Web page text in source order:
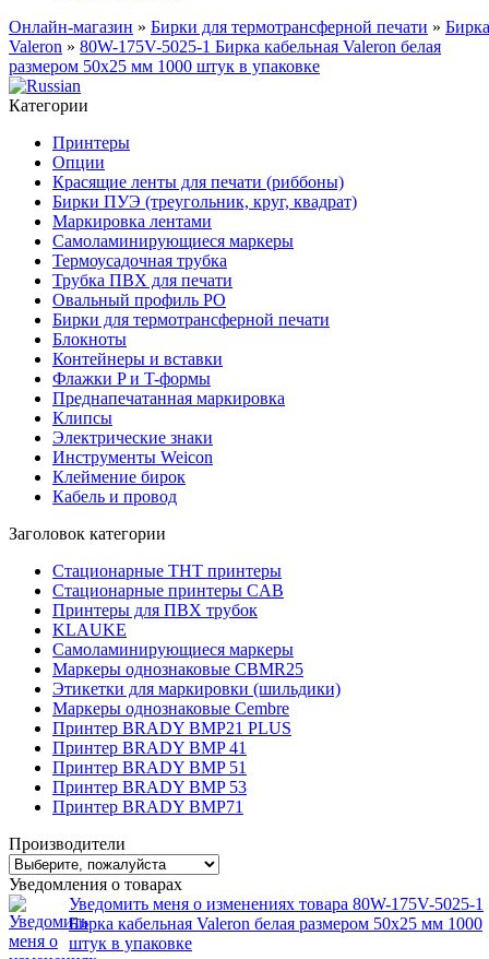
Онлайн-магазин » Бирки для термотрансферной печати » Бирка
Valeron » 80W-175V-5025-1 Бирка кабельная Valeron белая
размером 50х25 мм 1000 штук в упаковке
Категории
Принтеры
Опции
Красящие ленты для печати (риббоны)
Бирки ПУЭ (треугольник, круг, квадрат)
Маркировка лентами
Самоламинирующиеся маркеры
Термоусадочная трубка
Трубка ПВХ для печати
Овальный профиль PO
Бирки для термотрансферной печати
Блокноты
Контейнеры и вставки
Флажки P и T-формы
Преднапечатанная маркировка
Клипсы
Электрические знаки
Инструменты Weicon
Клеймение бирок
Кабель и провод
Заголовок категории
Стационарные THT принтеры
Стационарные принтеры CAB
Принтеры для ПВХ трубок
KLAUKE
Самоламинирующиеся маркеры
Маркеры однознаковые CBMR25
Этикетки для маркировки (шильдики)
Маркеры однознаковые Cembre
Принтер BRADY BMP21 PLUS
Принтер BRADY BMP 41
Принтер BRADY BMP 51
Принтер BRADY BMP 53
Принтер BRADY BMP71
Производители
Уведомления о товарах
Уведомить меня о изменениях товара 80W-175V-5025-1
Бирка кабельная Valeron белая размером 50х25 мм 1000
штук в упаковке